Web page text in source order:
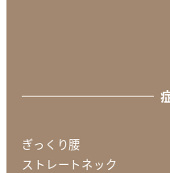
ぎっくり腰
ストレートネック